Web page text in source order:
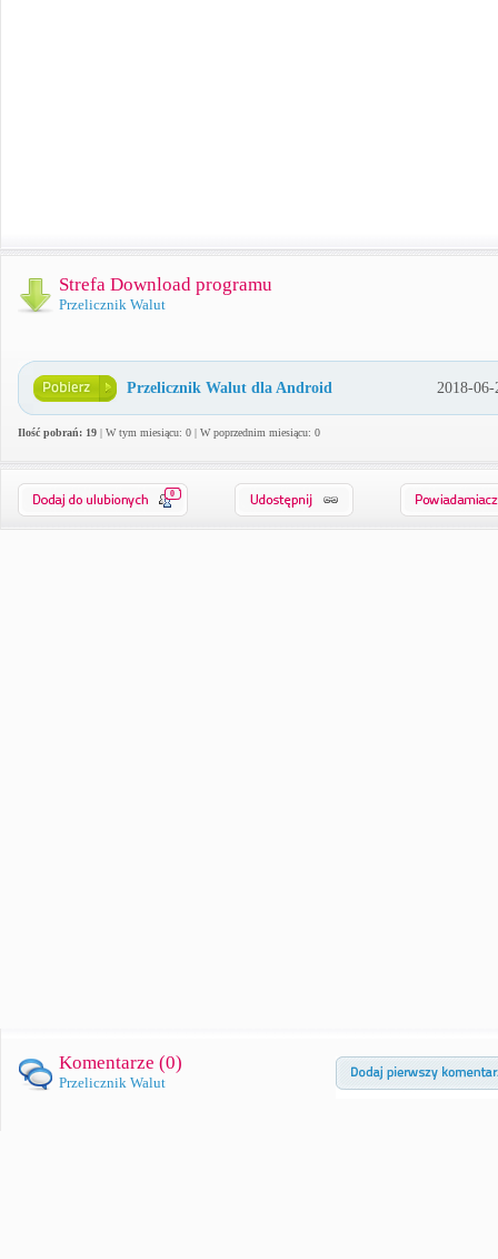
Strefa Download programu
Przelicznik Walut
Przelicznik Walut dla Android 2018-06-
Ilość pobrań: 19 | W tym miesiącu: 0 | W poprzednim miesiącu: 0
0
Komentarze (0)
Przelicznik Walut